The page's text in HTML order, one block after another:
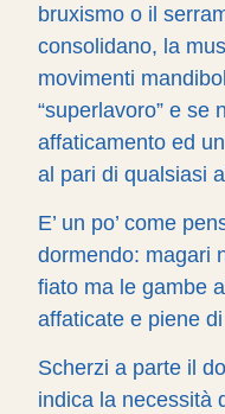
bruxismo o il
consolidano, la
movimenti
“superlavoro” e se
affaticamento ed
al pari di qualsiasi
E’ un po’ come
dormendo: magari
fiato ma le gambe
affaticate e piene
Scherzi a parte il
indica la necessità